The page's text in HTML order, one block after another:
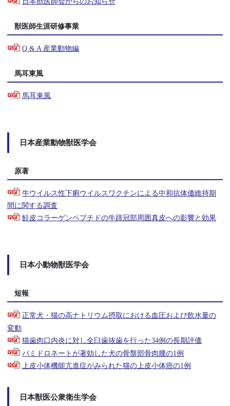
獣医師生涯研修事業
Q & A 産業動物編
馬耳東風
馬耳東風
日本産業動物獣医学会
原著
牛ウイルス性下痢ウイルスワクチンによる中和抗体価維持期
間に関する調査
鮭皮コラーゲンペプチドの牛蹄冠部周囲真皮への影響と効果
日本小動物獣医学会
短報
正常犬・猫の高ナトリウム摂取における血圧および飲水量の
変動
猫歯肉口内炎に対し全臼歯抜歯を行った34例の長期評価
パミドロネートが著効した犬の骨盤部骨肉腫の1例
上皮小体機能亢進症がみられた猫の上皮小体癌の1例
日本獣医公衆衛生学会